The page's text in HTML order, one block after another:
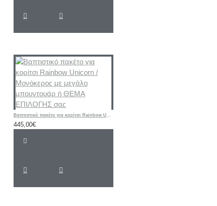
Βαπτιστικό πακέτο για κορίτσι Rainbow Unicorn / Μονόκερος με μεγάλο μπουντουάρ ή ΘΕΜΑ ΕΠΙΛΟΓΗΣ σας
445,00€